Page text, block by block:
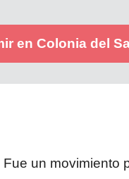
en Colonia del
un movimiento